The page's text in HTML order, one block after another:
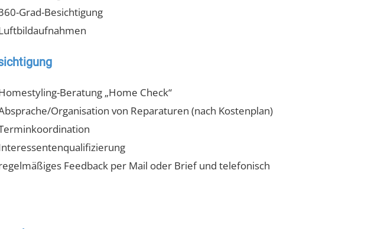
Grad-Besichtigung
Beratung „Home Check“
Organisation von Reparaturen (nach Kostenplan)
Feedback per Mail oder Brief und telefonisch